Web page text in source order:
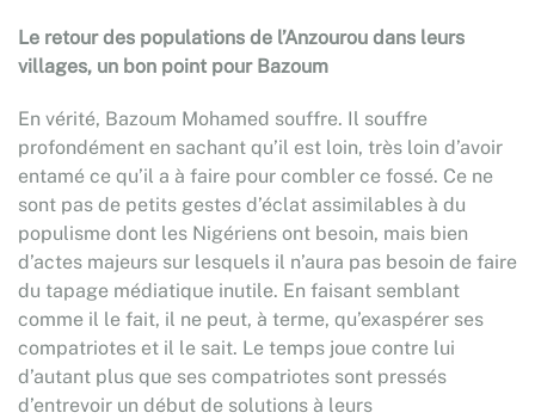
Le retour des populations de l’Anzourou dans leurs
villages, un bon point pour Bazoum
En vérité, Bazoum Mohamed souffre. Il souffre
profondément en sachant qu’il est loin, très loin d’avoir
entamé ce qu’il a à faire pour combler ce fossé. Ce ne
sont pas de petits gestes d’éclat assimilables à du
populisme dont les Nigériens ont besoin, mais bien
d’actes majeurs sur lesquels il n’aura pas besoin de faire
du tapage médiatique inutile. En faisant semblant
comme il le fait, il ne peut, à terme, qu’exaspérer ses
compatriotes et il le sait. Le temps joue contre lui
d’autant plus que ses compatriotes sont pressés
d’entrevoir un début de solutions à leurs